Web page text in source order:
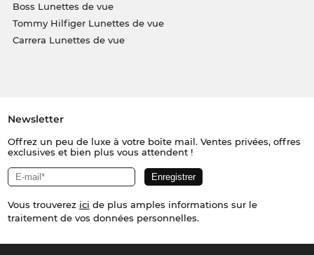
Boss Lunettes de vue
Tommy Hilfiger Lunettes de vue
Carrera Lunettes de vue
Newsletter
Offrez un peu de luxe à votre boîte mail. Ventes privées, offres
exclusives et bien plus vous attendent !
Vous trouverez ici de plus amples informations sur le
traitement de vos données personnelles.